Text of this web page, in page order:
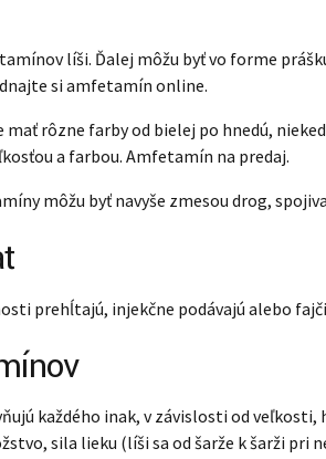
líši. Ďalej môžu byť vo forme
si amfetamín online.
rôzne farby od bielej po hnedú,
a farbou. Amfetamín na predaj.
môžu byť navyše zmesou drog,
prehĺtajú, injekčne podávajú alebo
každého inak, v závislosti od
sila lieku (líši sa od šarže k šarži